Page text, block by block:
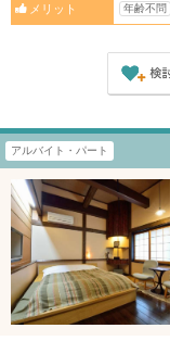
メリット 年齢不問
アルバイト・パート